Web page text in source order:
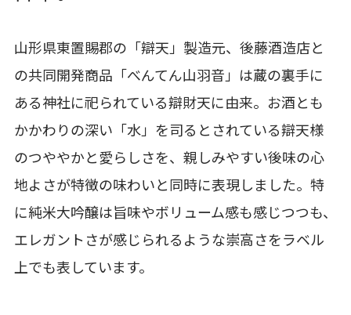
山形県東置賜郡の「辯天」製造元、後藤酒造店と
の共同開発商品「べんてん山羽音」は蔵の裏手に
ある神社に祀られている辯財天に由来。お酒とも
かかわりの深い「水」を司るとされている辯天様
のつややかと愛らしさを、親しみやすい後味の心
地よさが特徴の味わいと同時に表現しました。特
に純米大吟醸は旨味やボリューム感も感じつつも、
エレガントさが感じられるような崇高さをラベル
上でも表しています。